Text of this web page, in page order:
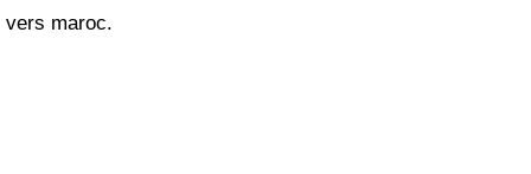
vers maroc.